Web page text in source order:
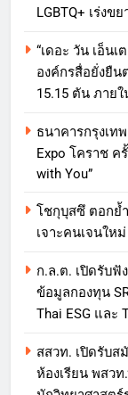
LGBTQ+ เร่งข
“เดอะ วัน เอ็น
องค์กรสื่อยั่งยืน
15.15 ตัน ภายใ
ธนาคารกรุงเท
Expo โคราช ค
with You”
โชกุบุสซึ ตอกย้
เจาะคนเจนให
ก.ล.ต. เปิดรับฟั
ข้อมูลกองทุน
Thai ESG และ
สสวท. เปิดรับส
ห้องเรียน พสวท